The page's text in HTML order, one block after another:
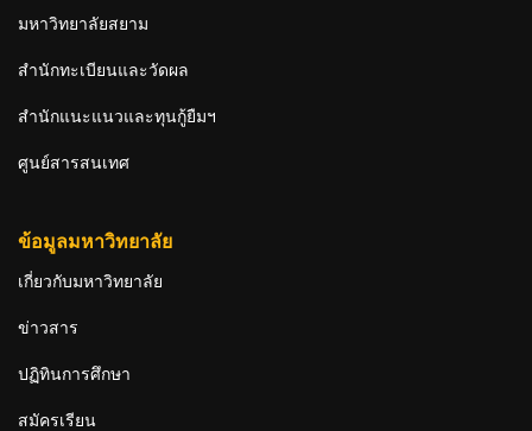
มหาวิทยาลัยสยาม
สำนักทะเบียนและวัดผล
สำนักแนะแนวและทุนกู้ยืมฯ
ศูนย์สารสนเทศ
ข้อมูลมหาวิทยาลัย
เกี่ยวกับมหาวิทยาลัย
ข่าวสาร
ปฏิทินการศึกษา
สมัครเรียน